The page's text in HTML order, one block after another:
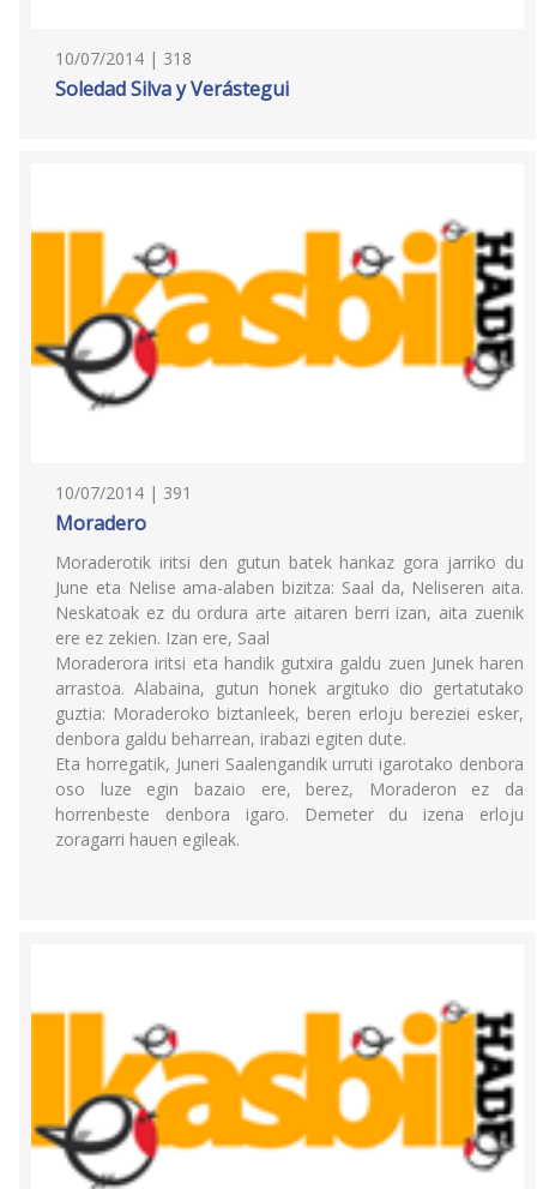
10/07/2014 | 318
Soledad Silva y Verástegui
10/07/2014 | 391
Moradero
Moraderotik iritsi den gutun batek hankaz gora jarriko du
June eta Nelise ama-alaben bizitza: Saal da, Neliseren aita.
Neskatoak ez du ordura arte aitaren berri izan, aita zuenik
ere ez zekien. Izan ere, Saal
Moraderora iritsi eta handik gutxira galdu zuen Junek haren
arrastoa. Alabaina, gutun honek argituko dio gertatutako
guztia: Moraderoko biztanleek, beren erloju bereziei esker,
denbora galdu beharrean, irabazi egiten dute.
Eta horregatik, Juneri Saalengandik urruti igarotako denbora
oso luze egin bazaio ere, berez, Moraderon ez da
horrenbeste denbora igaro. Demeter du izena erloju
zoragarri hauen egileak.